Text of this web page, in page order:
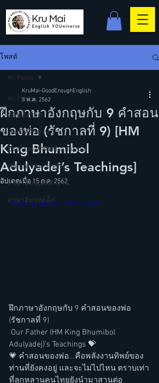
โพสต์
All Posts
คลิปทั้งหมด
เทคนิคฝึกภาษา
ประโยค/คำศัพท์/แกรมม่า
เพลง/คำคม/ขำขัน
ภาษาอังกฤษที่ทำงาน
ภาษาอังกฤษเด็ก
All Posts
ฝึกภาษาอังกฤษกับ 9 คำสอน
ของพ่อ (รัชกาลที่ 9) [HM
King Bhumibol
Adulyadej’s Teachings]
KruMai-GoodEnoughEnglish
8 พ.ค. 2562
อัปเดตเมื่อ15 ก.ค. 2562
https://youtu.be/CoSFO-qUSME
ฝึกภาษาอังกฤษกับ 9 คำสอนของพ่อ
(รัชกาลที่ 9)
Adulyadej)’s Teachings 💝
💗 คำสอนของพ่อ...คือพลังงานทิพย์ของ
ท่านที่ยังคงอยู่ และจะไม่ไปไหน ตราบเท่า
ที่ลูกหลานคนไทยยังนำมาสานต่อ